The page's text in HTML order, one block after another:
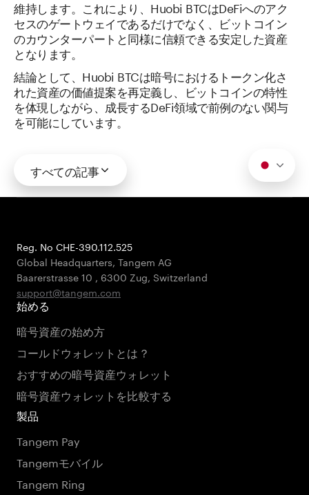
維持します。これにより、Huobi BTCはDeFiへのアク
セスのゲートウェイであるだけでなく、ビットコイン
のカウンターパートと同様に信頼できる安定した資産
となります。
結論として、Huobi BTCは暗号におけるトークン化さ
れた資産の価値提案を再定義し、ビットコインの特性
を体現しながら、成長するDeFi領域で前例のない関与
を可能にしています。
すべての記事
Reg. No CHE-390.112.525
Global Headquarters, Tangem AG
Baarerstrasse 10 , 6300 Zug, Switzerland
support@tangem.com
始める
暗号資産の始め方
コールドウォレットとは？
おすすめの暗号資産ウォレット
暗号資産ウォレットを比較する
製品
Tangem Pay
Tangemモバイル
Tangem Ring